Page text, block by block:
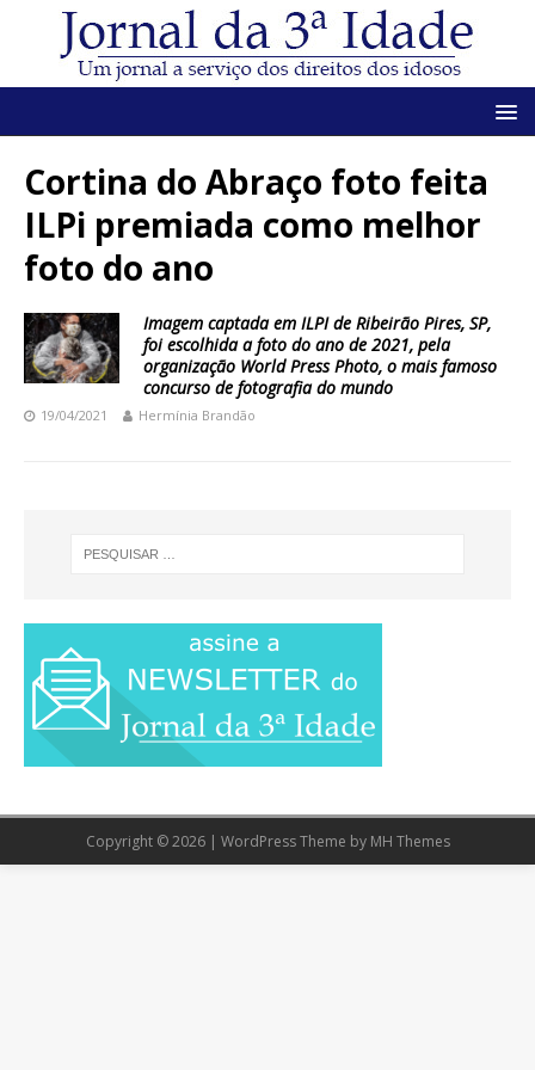
Cortina do Abraço foto feita
ILPi premiada como melhor
foto do ano
Imagem captada em ILPI de Ribeirão Pires, SP,
foi escolhida a foto do ano de 2021, pela
organização World Press Photo, o mais famoso
concurso de fotografia do mundo
19/04/2021 Hermínia Brandão
Copyright © 2026 | WordPress Theme by MH Themes